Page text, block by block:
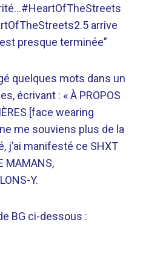
arrive
presque terminée”
quelques mots dans un
écrivant : « À PROPOS
[face wearing
me souviens plus de la
j’ai manifesté ce SHXT
MAMANS,
Y.
BG ci-dessous :